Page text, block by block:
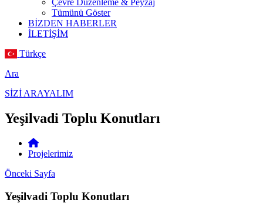
Çevre Düzenleme & Peyzaj
Tümünü Göster
BİZDEN HABERLER
İLETİŞİM
Türkçe
Ara
Ara
SİZİ ARAYALIM
Yeşilvadi Toplu Konutları
Projelerimiz
Önceki Sayfa
Yeşilvadi Toplu Konutları